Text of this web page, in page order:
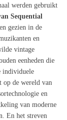
werden gebruikt
Sequential
gezien in de
en
vintage
eenheden die
individuele
op de wereld van
en
van moderne
En het streven